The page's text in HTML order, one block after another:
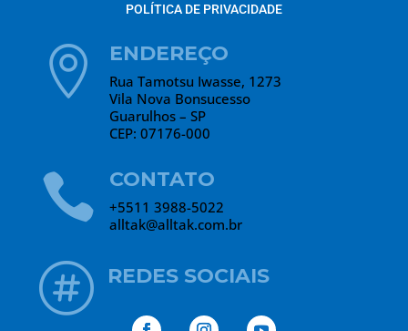
POLÍTICA DE PRIVACIDADE
 ENDEREÇO
Rua Tamotsu Iwasse, 1273
Vila Nova Bonsucesso
Guarulhos – SP
CEP: 07176-000
 CONTATO
+5511 3988-5022
alltak@alltak.com.br
 REDES SOCIAIS